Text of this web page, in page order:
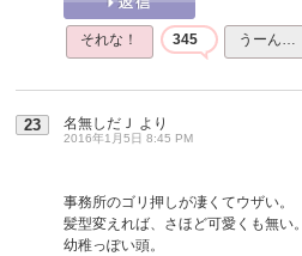
それな！ 345 うーん…
23 名無しだＪ より
2016年1月5日 8:45 PM
事務所のゴリ押しが凄くてウザい。
髪型変えれば、さほど可愛くも無い。
幼稚っぽい頭。